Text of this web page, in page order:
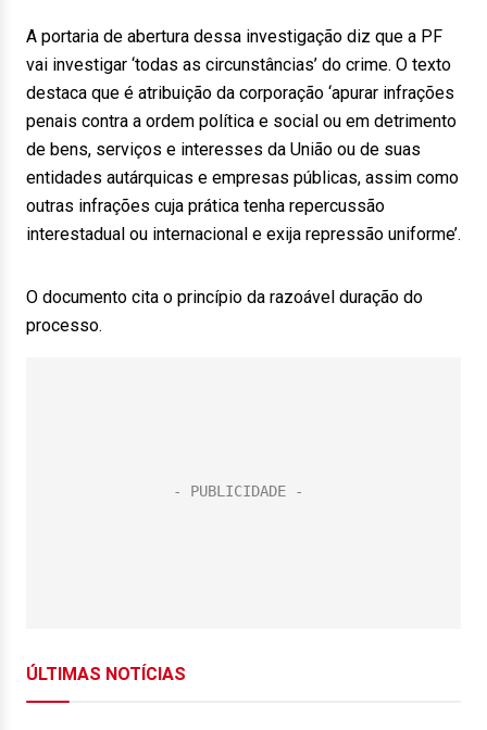
A portaria de abertura dessa investigação diz que a PF
vai investigar ‘todas as circunstâncias’ do crime. O texto
destaca que é atribuição da corporação ‘apurar infrações
penais contra a ordem política e social ou em detrimento
de bens, serviços e interesses da União ou de suas
entidades autárquicas e empresas públicas, assim como
outras infrações cuja prática tenha repercussão
interestadual ou internacional e exija repressão uniforme’.
O documento cita o princípio da razoável duração do
processo.